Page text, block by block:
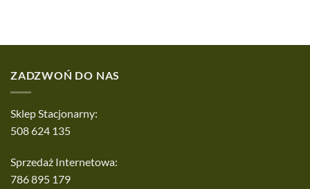
ZADZWOŃ DO NAS
Sklep Stacjonarny:
508 624 135
Sprzedaż Internetowa:
786 895 179